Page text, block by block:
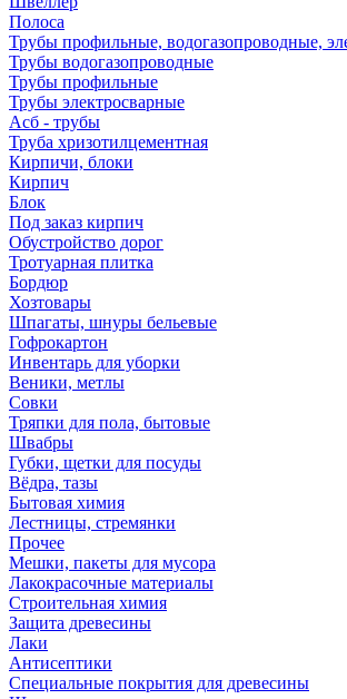
Полоса
Трубы профильные, водогазопроводные,
Трубы водогазопроводные
Трубы профильные
Трубы электросварные
Асб - трубы
Труба хризотилцементная
Кирпичи, блоки
Кирпич
Блок
Под заказ кирпич
Обустройство дорог
Тротуарная плитка
Бордюр
Хозтовары
Шпагаты, шнуры бельевые
Гофрокартон
Инвентарь для уборки
Веники, метлы
Совки
Тряпки для пола, бытовые
Швабры
Губки, щетки для посуды
Вёдра, тазы
Бытовая химия
Лестницы, стремянки
Прочее
Мешки, пакеты для мусора
Лакокрасочные материалы
Строительная химия
Защита древесины
Лаки
Антисептики
Специальные покрытия для древесины